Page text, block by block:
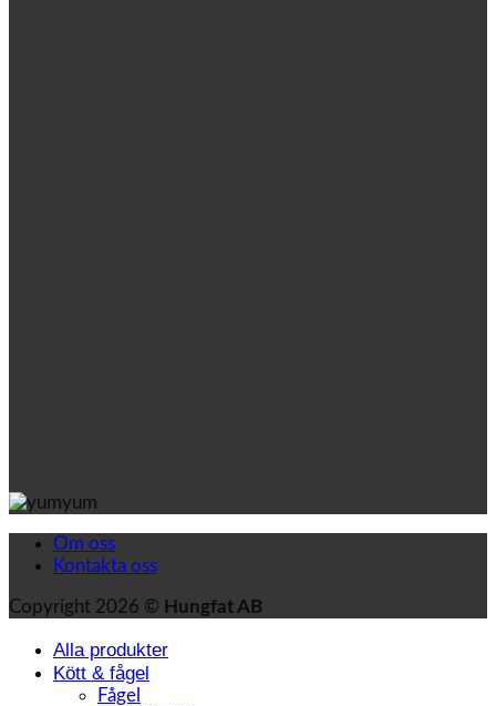
Om oss
Kontakta oss
Copyright 2026 © Hungfat AB
Alla produkter
Kött & fågel
Fågel